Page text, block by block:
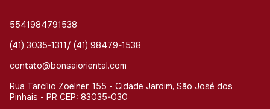
5541984791538
(41) 3035-1311/ (41) 98479-1538
contato@bonsaioriental.com
Rua Tarcílio Zoelner, 155 - Cidade Jardim, São José dos
Pinhais - PR CEP: 83035-030